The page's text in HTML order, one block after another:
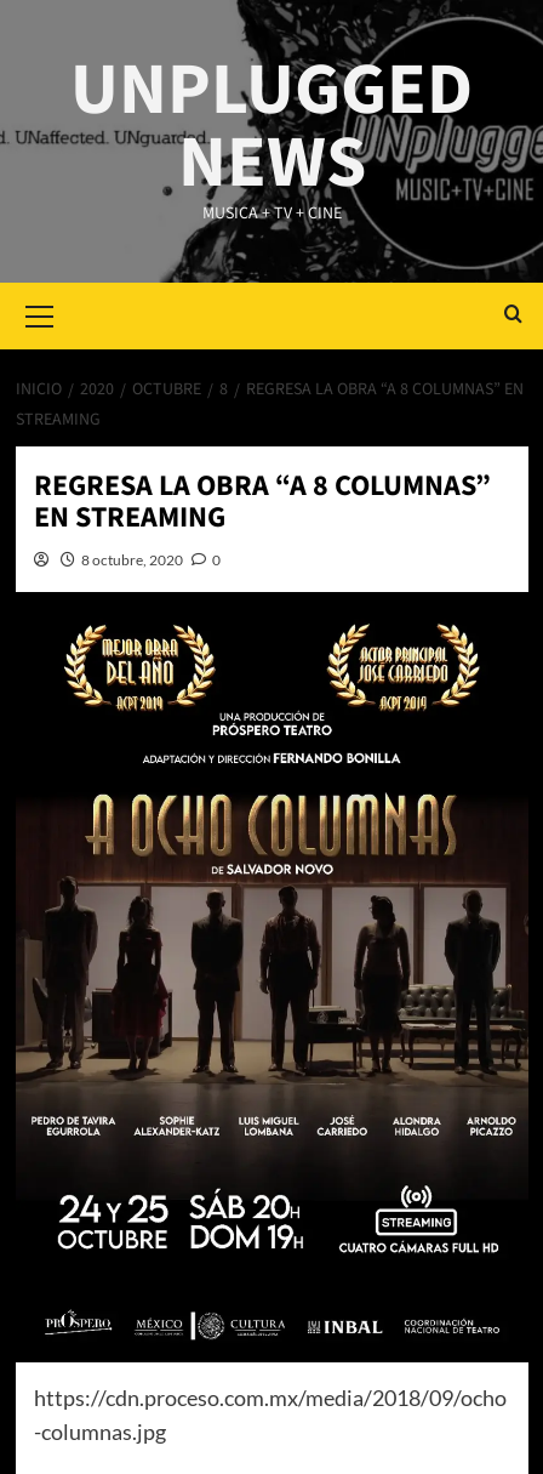
UNPLUGGED
NEWS
MUSICA + TV + CINE
Menu
INICIO 2020 OCTUBRE 8
REGRESA LA OBRA “A 8 COLUMNAS” EN
STREAMING
REGRESA LA OBRA “A 8 COLUMNAS”
EN STREAMING
8 octubre, 2020 0
https://cdn.proceso.com.mx/media/2018/09/ocho
-columnas.jpg